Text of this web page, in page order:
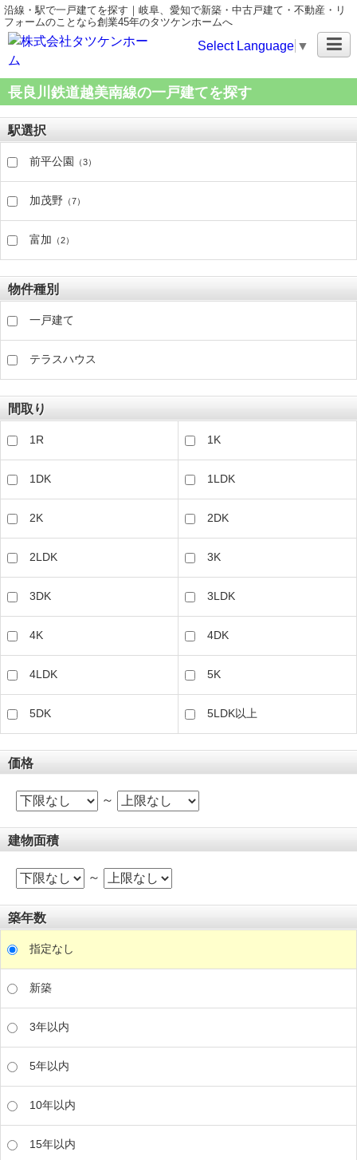
沿線・駅で一戸建てを探す｜岐阜、愛知で新築・中古戸建て・不動産・リ
フォームのことなら創業45年のタツケンホームへ
Select Language ▼
長良川鉄道越美南線の一戸建てを探す
駅選択
前平公園 （3）
加茂野 （7）
富加 （2）
物件種別
一戸建て
テラスハウス
間取り
1R 1K
1DK 1LDK
2K 2DK
2LDK 3K
3DK 3LDK
4K 4DK
4LDK 5K
5DK 5LDK以上
価格
～
建物面積
～
築年数
指定なし
新築
3年以内
5年以内
10年以内
15年以内